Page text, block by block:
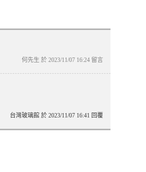
何先生 於 2023/11/07 16:24 留言
台灣玻璃館 於 2023/11/07 16:41 回覆